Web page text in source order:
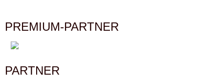
PREMIUM-PARTNER
PARTNER